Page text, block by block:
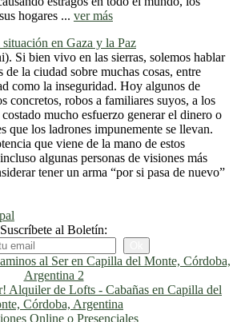
hogares ... ver más
en Gaza y la Paz
Si bien vivo en las sierras, solemos hablar
la ciudad sobre muchas cosas, entre
como la inseguridad. Hoy algunos de
concretos, robos a familiares suyos, a los
mucho esfuerzo generar el dinero o
que los ladrones impunemente se llevan.
que viene de la mano de estos
algunas personas de visiones más
tener un arma “por si pasa de nuevo”
Suscríbete al Boletín: